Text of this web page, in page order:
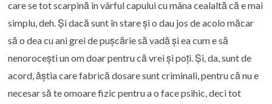
care se tot scarpină în vârful capului cu mâna cealaltă că e mai
simplu, deh. Și dacă sunt în stare și o dau jos de acolo măcar
să o dea cu ani grei de pușcărie să vadă și ea cum e să
nenorocești un om doar pentru că vrei și poți. Și, da, sunt de
acord, ăștia care fabrică dosare sunt criminali, pentru că nu e
necesar să te omoare fizic pentru a o face psihic, deci tot